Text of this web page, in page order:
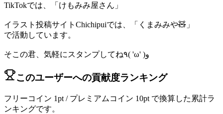
TikTokでは、「けもみみ屋さん」
イラスト投稿サイトChichipuiでは、「くまみみや🧸」
で活動しています。
そこの君、気軽にスタンプしてね٩( 'ω' )و
このユーザーへの貢献度ランキング
フリーコイン 1pt / プレミアムコイン 10pt で換算した累計ラ
ンキングです。